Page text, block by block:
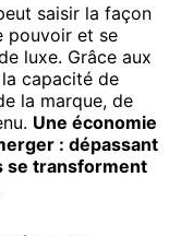
saisir la façon
pouvoir et se
luxe. Grâce aux
capacité de
la marque, de
Une économie
: dépassant
se transforment